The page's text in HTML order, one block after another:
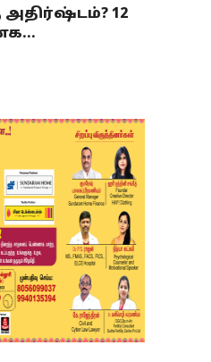
12